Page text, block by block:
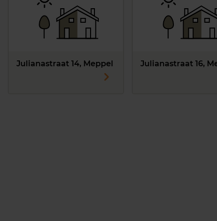
Julianastraat 14, Meppel Julianastraat 16,